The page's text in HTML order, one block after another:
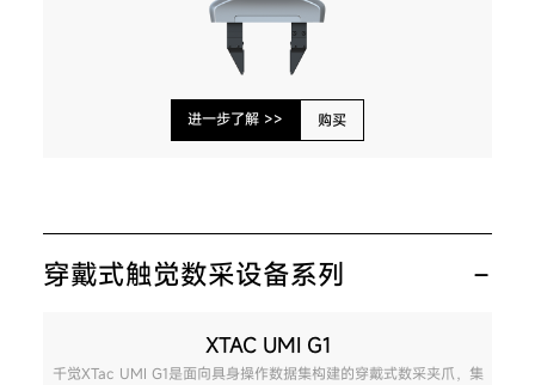
进一步了解 >> 购买
穿戴式触觉数采设备系列
XTAC UMI G1
千觉XTac UMI G1是面向具身操作数据集构建的穿戴式数采夹爪，集